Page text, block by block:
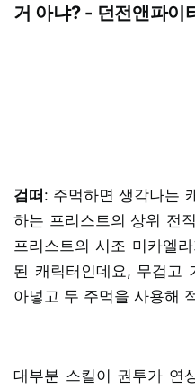
거 아냐? - 던전앤파이
검떠: 주먹하면 생각나는
하는 프리스트의 상위 전
프리스트의 시조 미카엘
된 캐릭터인데요, 무겁고
아넣고 두 주먹을 사용해
대부분 스킬이 권투가 연